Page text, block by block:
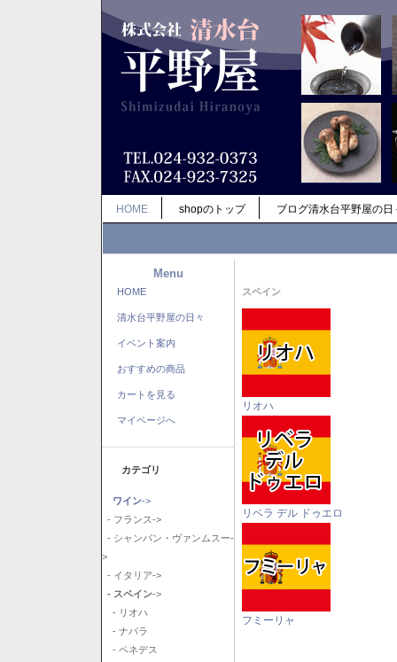
HOME shopのトップ ブログ清水台平野屋の日
Menu
HOME
清水台平野屋の日々
イベント案内
おすすめの商品
カートを見る
マイページへ
カテゴリ
ワイン->
- フランス->
- シャンパン・ヴァンムスー-
>
- イタリア->
- スペイン->
- リオハ
- ナバラ
- ペネデス
スペイン
リオハ
リベラ デル ドゥエロ
フミーリャ